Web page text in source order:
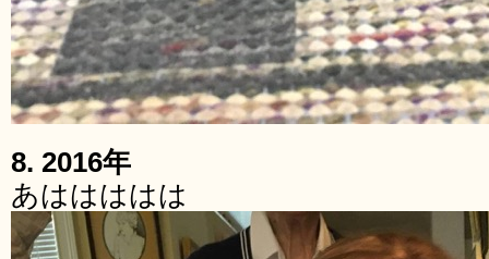
8. 2016年
あははははは